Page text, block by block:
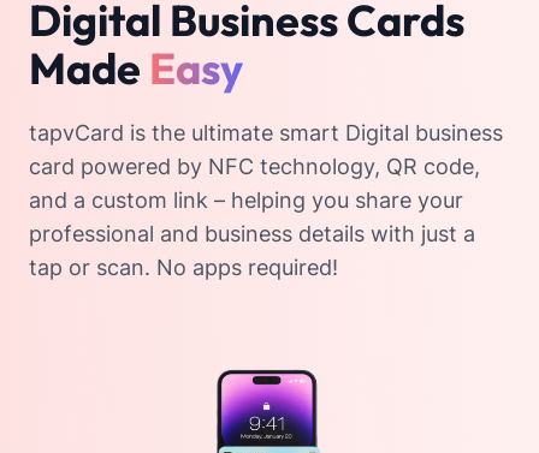
Digital Business Cards
Made Easy
tapvCard is the ultimate smart Digital business
card powered by NFC technology, QR code,
and a custom link – helping you share your
professional and business details with just a
tap or scan. No apps required!